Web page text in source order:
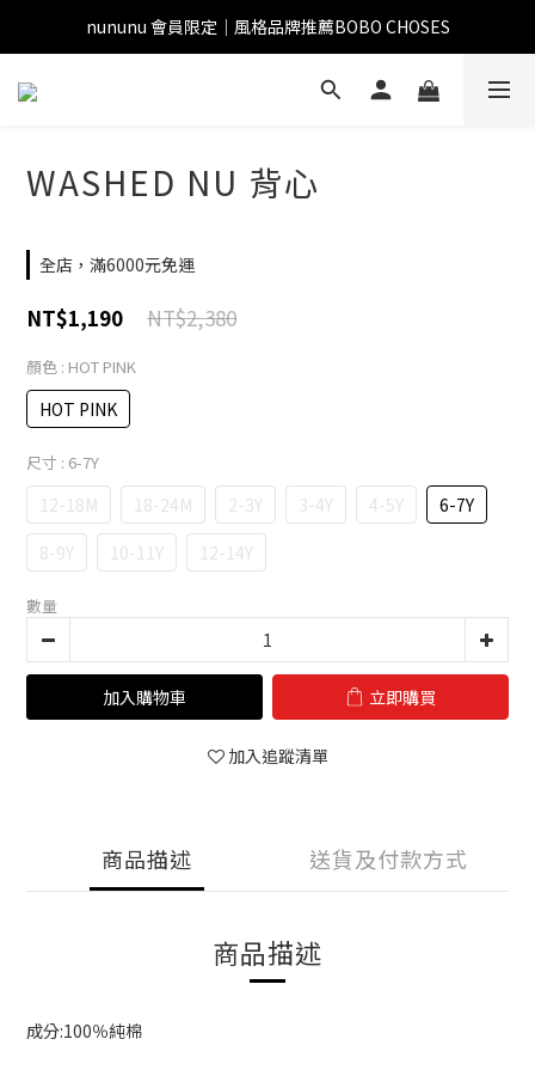
nununu 會員限定｜風格品牌推薦BOBO CHOSES
WASHED NU 背心
全店，滿6000元免運
NT$2,380
NT$1,190
顏色 : HOT PINK
HOT PINK
尺寸 : 6-7Y
12-18M 18-24M 2-3Y 3-4Y 4-5Y
6-7Y
8-9Y
10-11Y 12-14Y
數量
加入購物車 立即購買
加入追蹤清單
商品描述 送貨及付款方式
商品描述
成分:100％純棉